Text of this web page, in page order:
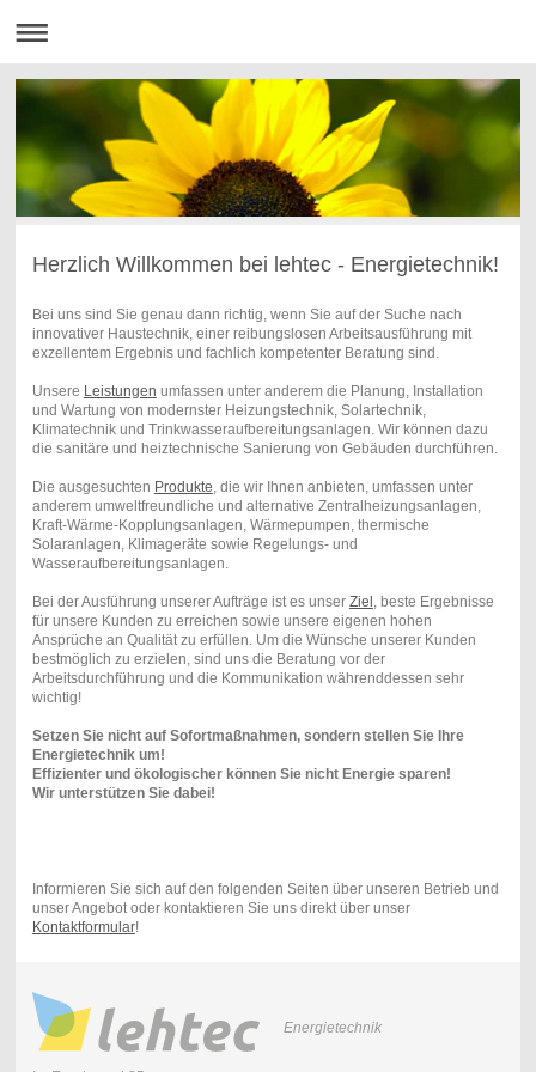
Herzlich Willkommen bei lehtec - Energietechnik!
Bei uns sind Sie genau dann richtig, wenn Sie auf der Suche nach
innovativer Haustechnik, einer reibungslosen Arbeitsausführung mit
exzellentem Ergebnis und fachlich kompetenter Beratung sind.
Unsere Leistungen umfassen unter anderem die Planung, Installation
und Wartung von modernster Heizungstechnik, Solartechnik,
Klimatechnik und Trinkwasseraufbereitungsanlagen. Wir können dazu
die sanitäre und heiztechnische Sanierung von Gebäuden durchführen.
Die ausgesuchten Produkte, die wir Ihnen anbieten, umfassen unter
anderem umweltfreundliche und alternative Zentralheizungsanlagen,
Kraft-Wärme-Kopplungsanlagen, Wärmepumpen, thermische
Solaranlagen, Klimageräte sowie Regelungs- und
Wasseraufbereitungsanlagen.
Bei der Ausführung unserer Aufträge ist es unser Ziel , beste Ergebnisse
für unsere Kunden zu erreichen sowie unsere eigenen hohen
Ansprüche an Qualität zu erfüllen. Um die Wünsche unserer Kunden
bestmöglich zu erzielen, sind uns die Beratung vor der
Arbeitsdurchführung und die Kommunikation währenddessen sehr
wichtig!
Setzen Sie nicht auf Sofortmaßnahmen, sondern stellen Sie Ihre
Energietechnik um!
Effizienter und ökologischer können Sie nicht Energie sparen!
Wir unterstützen Sie dabei!
Informieren Sie sich auf den folgenden Seiten über unseren Betrieb und
unser Angebot oder kontaktieren Sie uns direkt über unser
Kontaktformular!
Energietechnik